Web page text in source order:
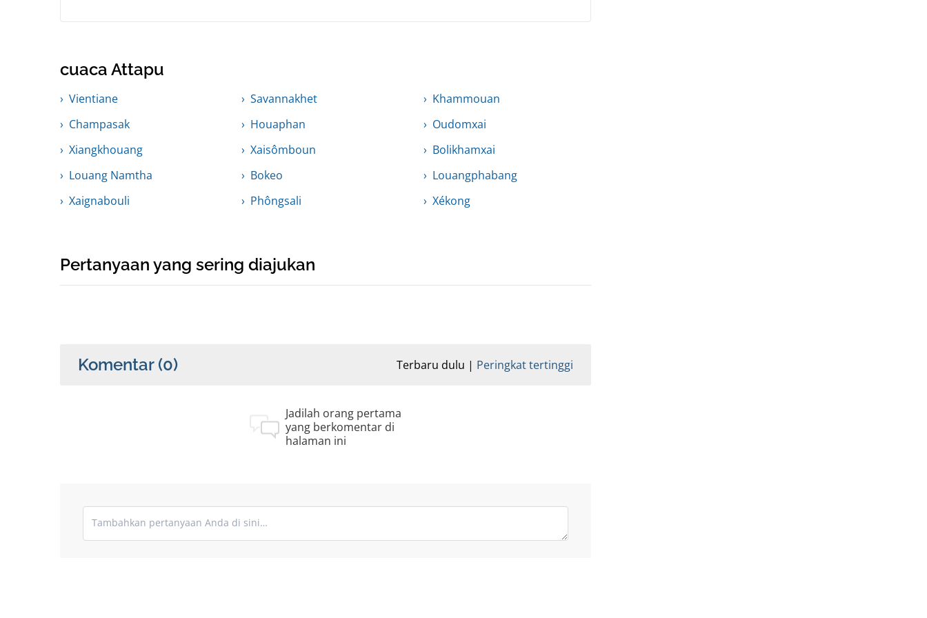
cuaca Attapu
Vientiane Savannakhet
Khammouan
Champasak
Houaphan
Oudomxai
Xiangkhouang
Xaisômboun
Bolikhamxai
Louang Namtha
Bokeo
Louangphabang
Xaignabouli
Phôngsali Xékong
Pertanyaan yang sering diajukan
Komentar (0) Terbaru dulu Peringkat tertinggi
Jadilah orang pertama
yang berkomentar di
halaman ini